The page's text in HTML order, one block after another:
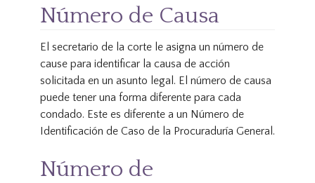
Número de Causa
El secretario de la corte le asigna un número de
cause para identificar la causa de acción
solicitada en un asunto legal. El número de causa
puede tener una forma diferente para cada
condado. Este es diferente a un Número de
Identificación de Caso de la Procuraduría General.
Número de